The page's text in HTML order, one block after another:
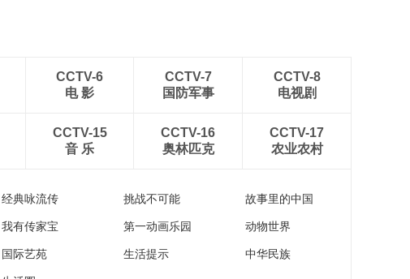
CCTV-6
电 影
CCTV-7
国防军事
CCTV-8
电视剧
CCTV-15
音 乐
CCTV-16
奥林匹克
CCTV-17
农业农村
经典咏流传 挑战不可能 故事里的中国
我有传家宝 第一动画乐园 动物世界
国际艺苑 生活提示 中华民族